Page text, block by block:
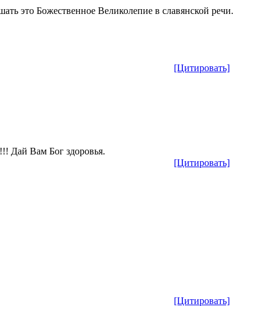
это Божественное Великолепие в славянской речи.
[Цитировать]
[Цитировать]
Дай Вам Бог здоровья.
[Цитировать]